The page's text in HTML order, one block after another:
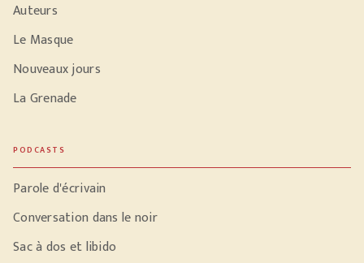
Auteurs
Le Masque
Nouveaux jours
La Grenade
PODCASTS
Parole d'écrivain
Conversation dans le noir
Sac à dos et libido